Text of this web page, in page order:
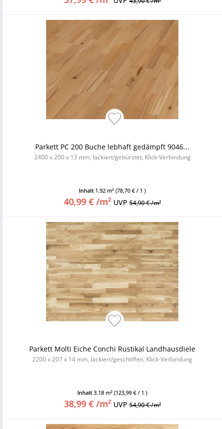
Parkett PC 200 Buche lebhaft gedämpft 9046...
2400 x 200 x 13 mm, lackiert/gebürstet, Klick-Verbindung
Inhalt 1.92 m² (78,70 € / 1 )
40,99 € /m² UVP54,90 € /m²
Parkett Molti Eiche Conchi Rustikal Landhausdiele
2200 x 207 x 14 mm, lackiert/geschliffen, Klick-Verbindung
Inhalt 3.18 m² (123,99 € / 1 )
38,99 € /m² UVP54,90 € /m²